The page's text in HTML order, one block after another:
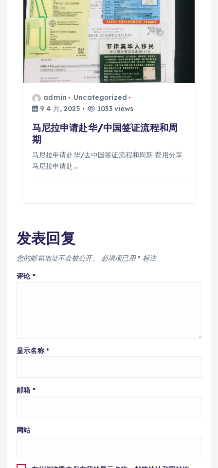
admin
Uncategorized
9 4 月, 2025
1033 views
马尼拉申请赴华/中国签证流程和周
期
马尼拉申请赴华/去中国签证流程和周期 费用分享
马尼拉申请赴…
发表回复
您的邮箱地址不会被公开。 必填项已用* 标注
评论 *
显示名称 *
邮箱 *
网站